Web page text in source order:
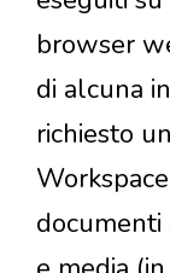
browser
di alcuna
richiesto
documenti